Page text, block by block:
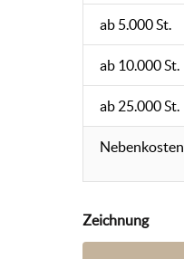
ab 5.000 St.
ab 10.000 St.
ab 25.000 St.
Nebenkosten
Zeichnung